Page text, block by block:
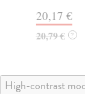
20,17 €
20,79 € ?
High-contrast